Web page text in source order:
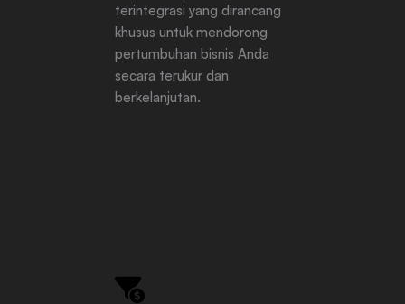
terintegrasi yang dirancang
khusus untuk mendorong
pertumbuhan bisnis Anda
secara terukur dan
berkelanjutan.